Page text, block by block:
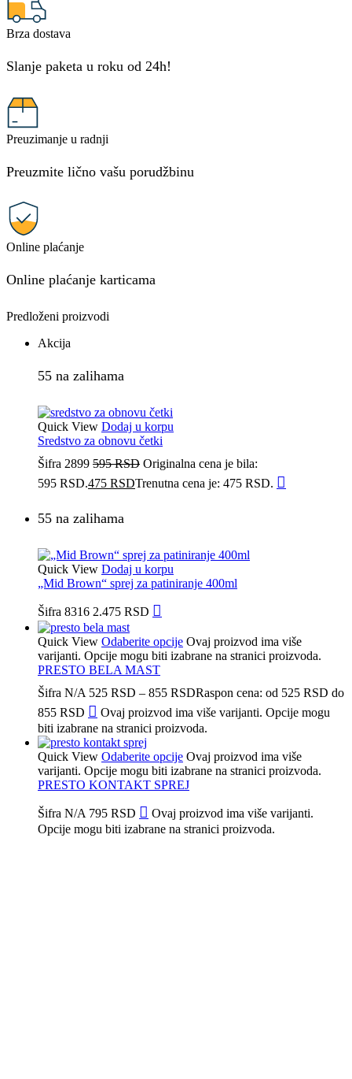
Brza dostava
Slanje paketa u roku od 24h!
Preuzimanje u radnji
Preuzmite lično vašu porudžbinu
Online plaćanje
Online plaćanje karticama
Predloženi proizvodi
Akcija
55 na zalihama
Quick View Dodaj u korpu
Sredstvo za obnovu četki
Šifra 2899 595RSD Originalna cena je bila:
595 RSD.475 RSDTrenutna cena je: 475 RSD.
55 na zalihama
Quick View Dodaj u korpu
„Mid Brown“ sprej za patiniranje 400ml
Šifra 8316 2.475 RSD
Quick View Odaberite opcije Ovaj proizvod ima više
varijanti. Opcije mogu biti izabrane na stranici proizvoda.
PRESTO BELA MAST
Šifra N/A 525 RSD – 855 RSDRaspon cena: od 525 RSD do
855 RSD
Ovaj proizvod ima više varijanti. Opcije mogu
biti izabrane na stranici proizvoda.
Quick View Odaberite opcije Ovaj proizvod ima više
varijanti. Opcije mogu biti izabrane na stranici proizvoda.
PRESTO KONTAKT SPREJ
Šifra N/A 795 RSD
Ovaj proizvod ima više varijanti.
Opcije mogu biti izabrane na stranici proizvoda.